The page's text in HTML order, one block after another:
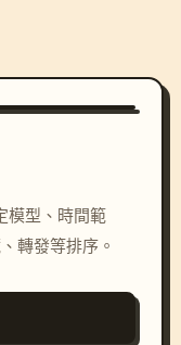
模型、時間範
轉發等排序。